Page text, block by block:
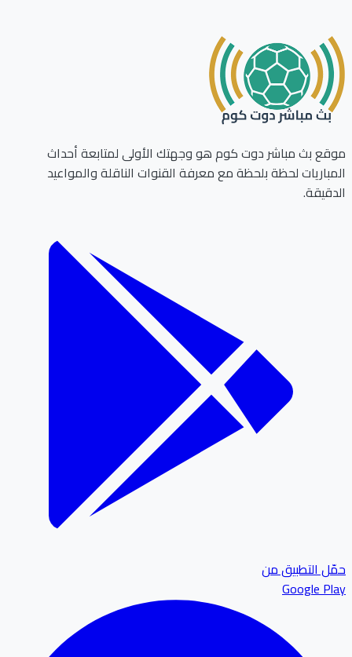
موقع بث مباشر دوت كوم هو وجهتك الأولى لمتابعة أحداث
المباريات لحظة بلحظة مع معرفة القنوات الناقلة والمواعيد
الدقيقة.
حمّل التطبيق من
Google Play